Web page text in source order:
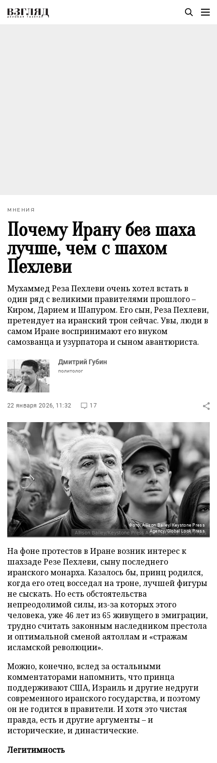
МНЕНИЯ
Почему Ирану без шаха
лучше, чем с шахом
Пехлеви
Мухаммед Реза Пехлеви очень хотел встать в
один ряд с великими правителями прошлого –
Киром, Дарием и Шапуром. Его сын, Реза Пехлеви,
претендует на иранский трон сейчас. Увы, люди в
самом Иране воспринимают его внуком
самозванца и узурпатора и сыном авантюриста.
Дмитрий Губин
политолог
22 января 2026, 11:32 17
Фото: Allison Bailey/Keystone Press
Agency/Global Look Press
На фоне протестов в Иране возник интерес к
шахзаде Резе Пехлеви, сыну последнего
иранского монарха. Казалось бы, принц родился,
когда его отец восседал на троне, лучшей фигуры
не сыскать. Но есть обстоятельства
непреодолимой силы, из-за которых этого
человека, уже 46 лет из 65 живущего в эмиграции,
трудно считать законным наследником престола
и оптимальной сменой аятоллам и «стражам
исламской революции».
Можно, конечно, вслед за остальными
комментаторами напомнить, что принца
поддерживают США, Израиль и другие недруги
современного иранского государства, и поэтому
он не годится в правители. И хотя это чистая
правда, есть и другие аргументы – и
исторические, и династические.
Легитимность